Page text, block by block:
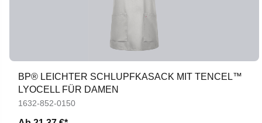
BP® LEICHTER SCHLUPFKASACK MIT TENCEL™
LYOCELL FÜR DAMEN
1632-852-0150